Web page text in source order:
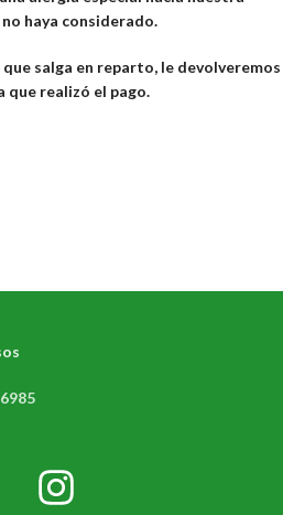
haya considerado.
salga en reparto, le devolveremos
que realizó el pago.